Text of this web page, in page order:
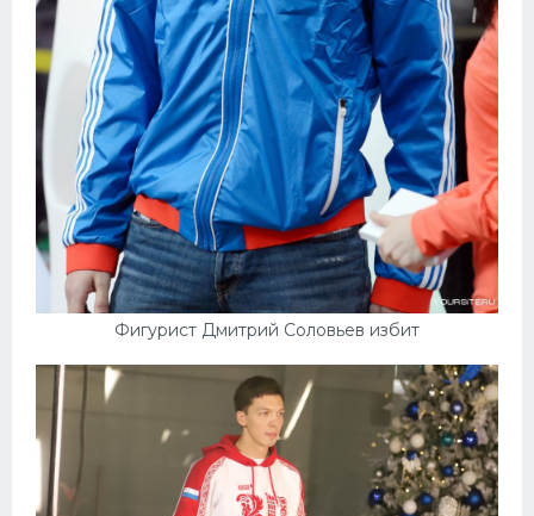
Фигурист Дмитрий Соловьев избит